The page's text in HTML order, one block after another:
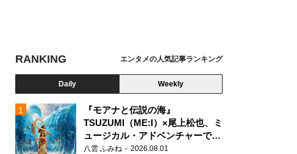
RANKING エンタメの人気記事ランキング
Daily Weekly
『モアナと伝説の海』
TSUZUMI（ME:I）×尾上松也、ミ
ュージカル・アドベンチャーで美
声を響かせる
八雲 ふみね 2026.08.01